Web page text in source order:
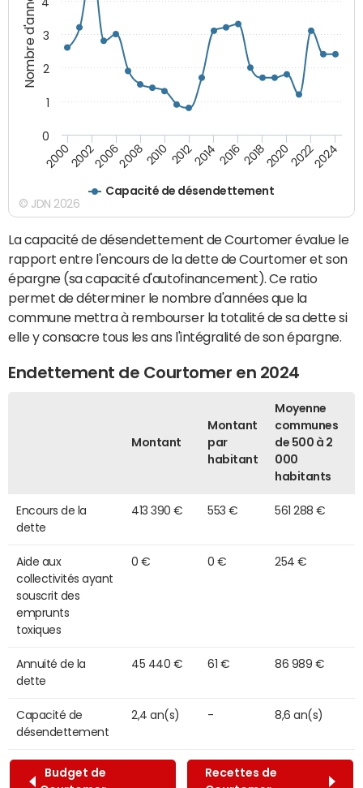
Nombre d'années
Capacité de désendettement
20002002200620082010 2012201420162018202020222024
0
1
2
3
© JDN 2026
La capacité de désendettement de Courtomer évalue le
rapport entre l'encours de la dette de Courtomer et son
épargne (sa capacité d'autofinancement). Ce ratio
permet de déterminer le nombre d'années que la
commune mettra à rembourser la totalité de sa dette si
elle y consacre tous les ans l'intégralité de son épargne.
Endettement de Courtomer en 2024
Montant
Montant
par
habitant
Moyenne
communes
de 500 à 2
000
habitants
Encours de la
dette
413 390 € 553 € 561 288 €
Aide aux
collectivités ayant
souscrit des
emprunts
toxiques
0 € 0 € 254 €
Annuité de la
dette
45 440 € 61 € 86 989 €
Capacité de
désendettement
2,4 an(s) - 8,6 an(s)
Budget de
Recettes de